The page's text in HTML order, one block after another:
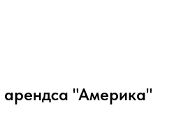
арендса "Америка"